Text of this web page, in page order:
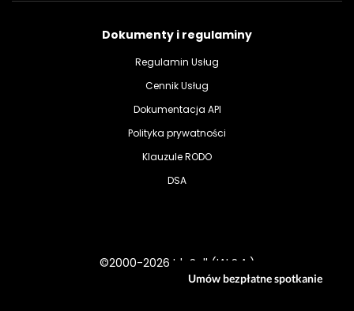
Dokumenty i regulaminy
Regulamin Usług
Cennik Usług
Dokumentacja API
Polityka prywatności
Klauzule RODO
DSA
©2000-2026 IdoSell (IAI S.A.)
Umów bezpłatne spotkanie